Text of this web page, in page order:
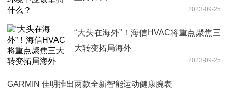
2023-09-25
“大头在海外”！海信HVAC将重点聚焦三
大转变拓局海外
2023-09-25
GARMIN 佳明推出两款全新智能运动健康腕表